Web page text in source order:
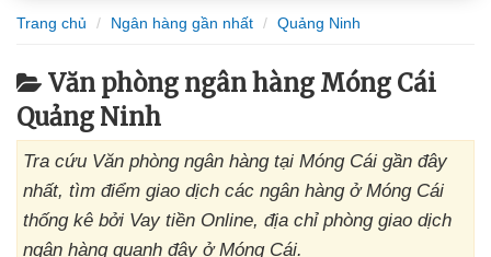
Trang chủ Ngân hàng gần nhất Quảng Ninh
Văn phòng ngân hàng Móng Cái
Quảng Ninh
Tra cứu Văn phòng ngân hàng tại Móng Cái gần đây
nhất, tìm điểm giao dịch các ngân hàng ở Móng Cái
thống kê bởi Vay tiền Online, địa chỉ phòng giao dịch
ngân hàng quanh đây ở Móng Cái.